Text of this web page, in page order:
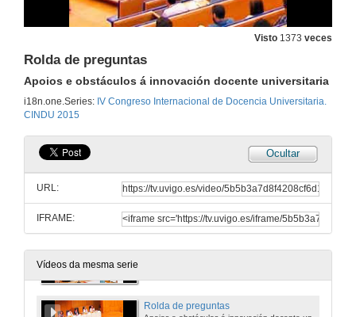
Visto 1373 veces
Rolda de preguntas
Apoios e obstáculos á innovación docente universitaria
i18n.one.Series: IV Congreso Internacional de Docencia Universitaria.
CINDU 2015
Ocultar
URL:
IFRAME:
Vídeos da mesma serie
Intervención de Francisca García Luque
Intervención de José Luis Losada
Apoios e obstáculos á innovación docente universitaria
Intervención de Gloria Zaballa
26 de xuño de 2015
Apoios e obstáculos á innovación docente universitaria
Rolda de preguntas